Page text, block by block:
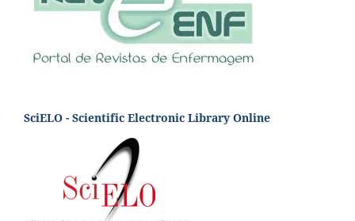
SciELO - Scientific Electronic Library Online